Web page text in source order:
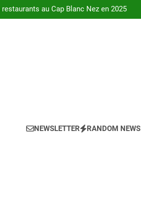
au Cap Blanc Nez en 2025
idéal pour votre restaurant en 2025 ?
NEWSLETTER RANDOM NEWS